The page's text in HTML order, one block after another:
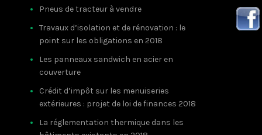
Pneus de tracteur à vendre
Travaux d’isolation et de rénovation : le
point sur les obligations en 2018
Les panneaux sandwich en acier en
couverture
Crédit d’impôt sur les menuiseries
extérieures : projet de loi de finances 2018
La réglementation thermique dans les